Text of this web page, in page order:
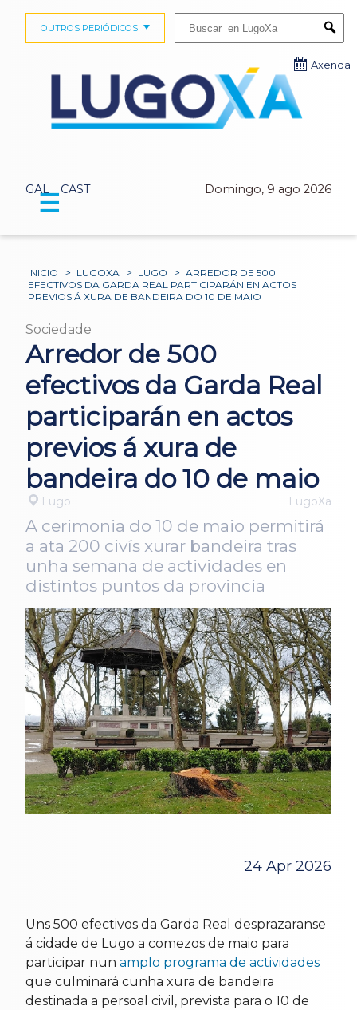
GAL CAST Domingo, 9 ago 2026
OUTROS PERIÓDICOS
Axenda
☰
INICIO > LUGOXA > LUGO > ARREDOR DE 500
EFECTIVOS DA GARDA REAL PARTICIPARÁN EN ACTOS
PREVIOS Á XURA DE BANDEIRA DO 10 DE MAIO
Sociedade
Arredor de 500
efectivos da Garda Real
participarán en actos
previos á xura de
bandeira do 10 de maio
Lugo LugoXa
A cerimonia do 10 de maio permitirá
a ata 200 civís xurar bandeira tras
unha semana de actividades en
distintos puntos da provincia
24 Apr 2026
Uns 500 efectivos da Garda Real desprazaranse
á cidade de Lugo a comezos de maio para
participar nun amplo programa de actividades
que culminará cunha xura de bandeira
destinada a persoal civil, prevista para o 10 de